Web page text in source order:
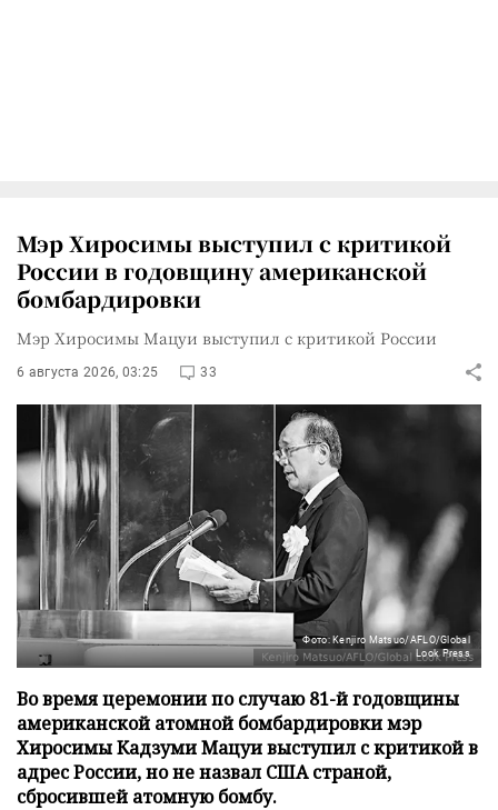
Мэр Хиросимы выступил с критикой
России в годовщину американской
бомбардировки
Мэр Хиросимы Мацуи выступил с критикой России
6 августа 2026, 03:25 33
Фото: Kenjiro Matsuo/AFLO/Global
Look Press
Во время церемонии по случаю 81-й годовщины
американской атомной бомбардировки мэр
Хиросимы Кадзуми Мацуи выступил с критикой в
адрес России, но не назвал США страной,
сбросившей атомную бомбу.